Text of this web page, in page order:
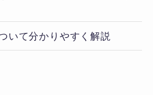
いて分かりやすく解説